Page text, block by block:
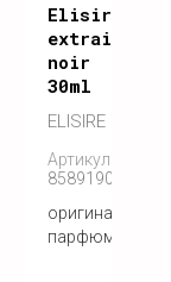
Elisire
extrait
noir
30ml
ELISIRE
Артикул:
858919005193
оригинальный
парфюм